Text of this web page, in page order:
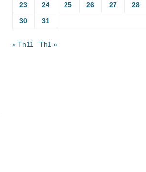
23 24 25 26 27 28
30 31
« Th11 Th1 »